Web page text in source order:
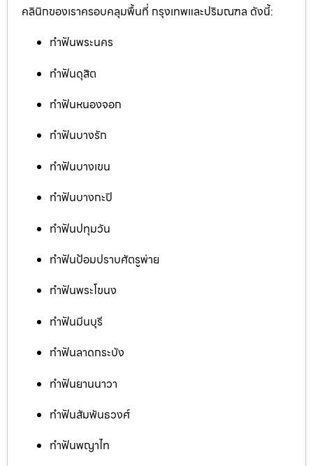
คลินิกของเราครอบคลุมพื้นที่ กรุงเทพและปริมณฑล ดังนี้:
ทำฟันพระนคร
ทำฟันดุสิต
ทำฟันหนองจอก
ทำฟันบางรัก
ทำฟันบางเขน
ทำฟันบางกะปิ
ทำฟันปทุมวัน
ทำฟันป้อมปราบศัตรูพ่าย
ทำฟันพระโขนง
ทำฟันมีนบุรี
ทำฟันลาดกระบัง
ทำฟันยานนาวา
ทำฟันสัมพันธวงศ์
ทำฟันพญาไท